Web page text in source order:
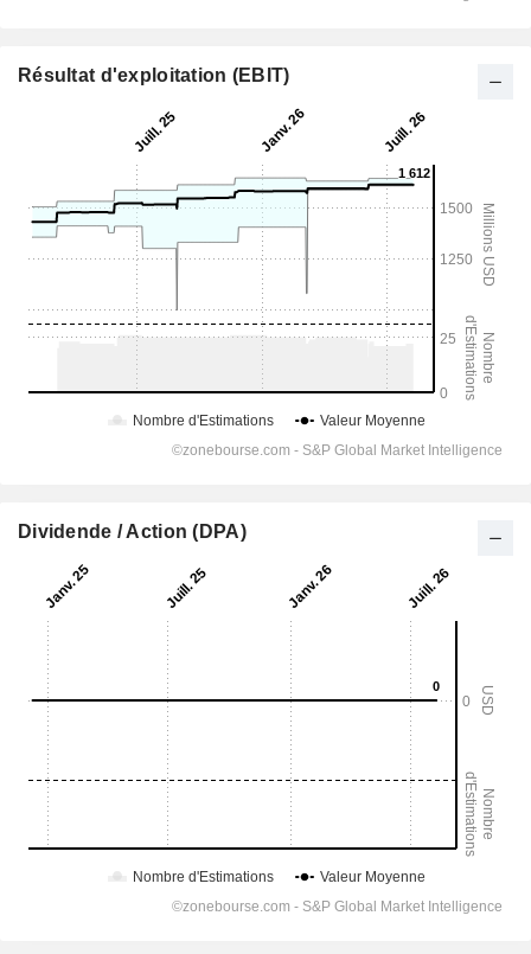
Résultat d'exploitation (EBIT)
Dividende / Action (DPA)